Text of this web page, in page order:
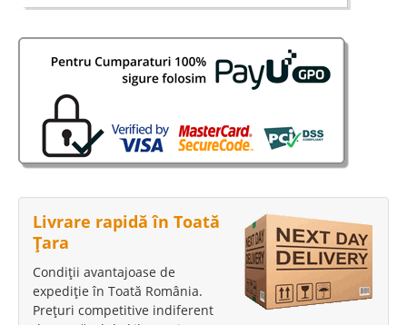
Livrare rapidă în Toată
Țara
Condiții avantajoase de
expediție în Toată România.
Prețuri competitive indiferent